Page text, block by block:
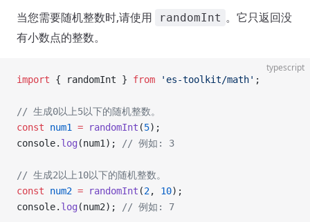
当您需要随机整数时,请使用 randomInt 。它只返回没
有小数点的整数。
typescript
import { randomInt } from 'es-toolkit/math' ;
// 生成0以上5以下的随机整数。
const num1 = randomInt (5);
console. log (num1); // 例如: 3
// 生成2以上10以下的随机整数。
const num2 = randomInt (2, 10);
console. log (num2); // 例如: 7